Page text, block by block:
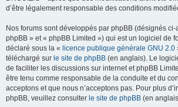
d’être légalement responsable des conditions
Nos forums sont développés par phpBB (désignés ci-
phpBB » et « phpBB Limited ») qui est un logiciel de
déclaré sous la « licence publique générale GNU 2.0
téléchargé sur le site de phpBB (en anglais). Le
de faciliter les discussions sur internet et phpBB
être tenu comme responsable de la conduite et du
acceptons et que nous n’acceptons pas. Pour plus
phpBB, veuillez consulter le site de phpBB (en